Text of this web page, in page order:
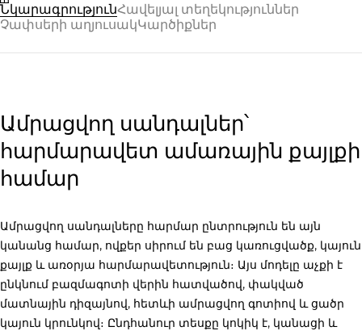
ՆկարագրությունՀավելյալ տեղեկություններ
Չափսերի աղյուսակԿարծիքներ
Ամրացվող սանդալներ՝
հարմարավետ ամառային քայլքի
համար
Ամրացվող սանդալները հարմար ընտրություն են այն
կանանց համար, ովքեր սիրում են բաց կառուցվածք, կայուն
քայլք և առօրյա հարմարավետություն։ Այս մոդելը աչքի է
ընկնում բազմագոտի վերին հատվածով, փակված
մատնային դիզայնով, հետևի ամրացվող գոտիով և ցածր
կայուն կրունկով։ Ընդհանուր տեսքը կոկիկ է, կանացի և